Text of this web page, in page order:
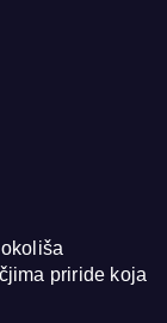
priride koja